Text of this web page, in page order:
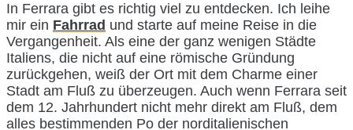
In Ferrara gibt es richtig viel zu entdecken. Ich leihe
mir ein Fahrrad und starte auf meine Reise in die
Vergangenheit. Als eine der ganz wenigen Städte
Italiens, die nicht auf eine römische Gründung
zurückgehen, weiß der Ort mit dem Charme einer
Stadt am Fluß zu überzeugen. Auch wenn Ferrara seit
dem 12. Jahrhundert nicht mehr direkt am Fluß, dem
alles bestimmenden Po der norditalienischen